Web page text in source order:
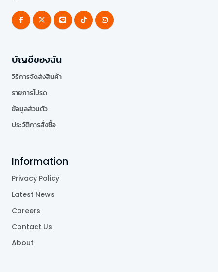
บัญชีของฉัน
วิธีการจัดส่งสินค้า
รายการโปรด
ข้อมูลส่วนตัว
ประวัติการสั่งซื้อ
Information
Privacy Policy
Latest News
Careers
Contact Us
About